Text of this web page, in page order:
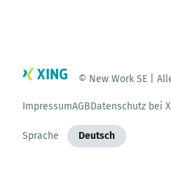
© New Work SE |
ImpressumAGBDatenschutz bei
Sprache Deutsch